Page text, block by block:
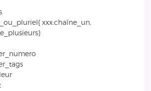
xxx:chaîne_un,